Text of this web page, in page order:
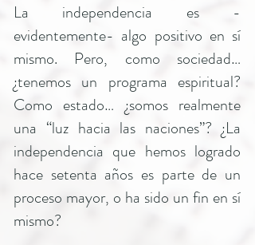
La independencia es -
evidentemente- algo positivo en sí
mismo. Pero, como sociedad…
¿tenemos un programa espiritual?
Como estado… ¿somos realmente
una “luz hacia las naciones”? ¿La
independencia que hemos logrado
hace setenta años es parte de un
proceso mayor, o ha sido un fin en sí
mismo?